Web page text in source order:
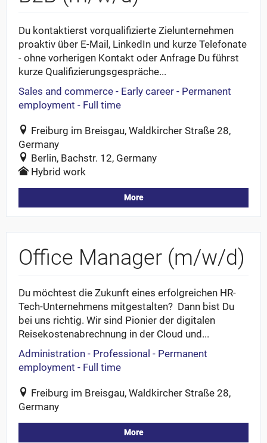
Du kontaktierst vorqualifizierte Zielunternehmen
proaktiv über E-Mail, LinkedIn und kurze Telefonate
- ohne vorherigen Kontakt oder Anfrage Du führst
kurze Qualifizierungsgespräche...
Sales and commerce - Early career - Permanent
employment - Full time
Freiburg im Breisgau, Waldkircher Straße 28,
Germany
Berlin, Bachstr. 12, Germany
Hybrid work
More
Office Manager (m/w/d)
Du möchtest die Zukunft eines erfolgreichen HR-
Tech-Unternehmens mitgestalten? Dann bist Du
bei uns richtig. Wir sind Pionier der digitalen
Reisekostenabrechnung in der Cloud und...
Administration - Professional - Permanent
employment - Full time
Freiburg im Breisgau, Waldkircher Straße 28,
Germany
More